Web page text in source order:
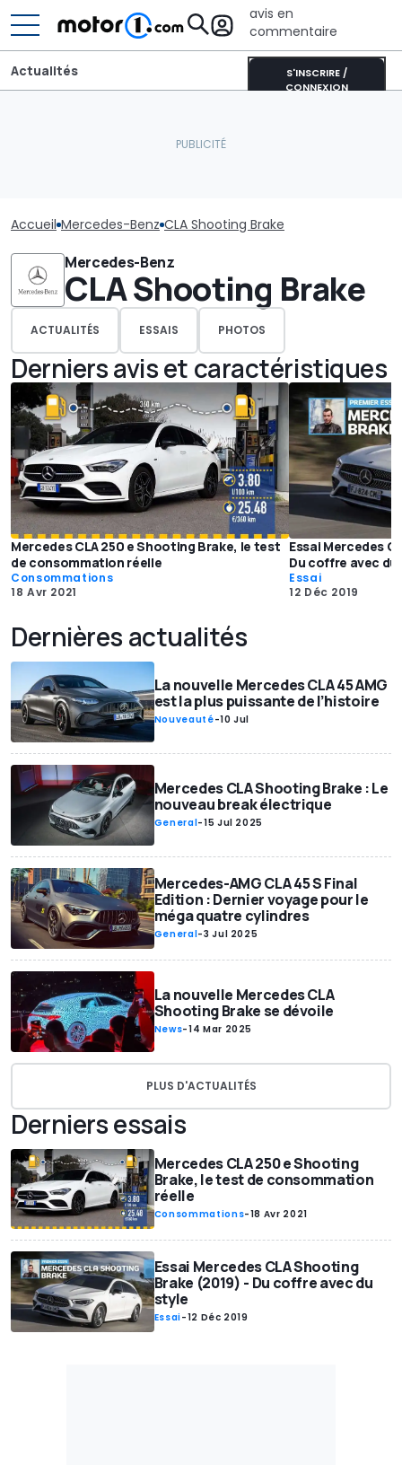
avis en
commentaire
S'INSCRIRE /
CONNEXION
Actualités
Accueil Mercedes-Benz CLA Shooting Brake
Mercedes-Benz
CLA Shooting Brake
ACTUALITÉS ESSAIS PHOTOS
Derniers avis et caractéristiques
Mercedes CLA 250 e Shooting Brake, le test
de consommation réelle
Consommations
18 Avr 2021
Essai Mercedes
Du coffre avec du
Essai
12 Déc 2019
Dernières actualités
La nouvelle Mercedes CLA 45 AMG
est la plus puissante de l’histoire
Nouveauté-10 Jul
Mercedes CLA Shooting Brake : Le
nouveau break électrique
General-15 Jul 2025
Mercedes-AMG CLA 45 S Final
Edition : Dernier voyage pour le
méga quatre cylindres
General-3 Jul 2025
La nouvelle Mercedes CLA
Shooting Brake se dévoile
News-14 Mar 2025
PLUS D'ACTUALITÉS
Derniers essais
Mercedes CLA 250 e Shooting
Brake, le test de consommation
réelle
Consommations-18 Avr 2021
Essai Mercedes CLA Shooting
Brake (2019) - Du coffre avec du
style
Essai-12 Déc 2019